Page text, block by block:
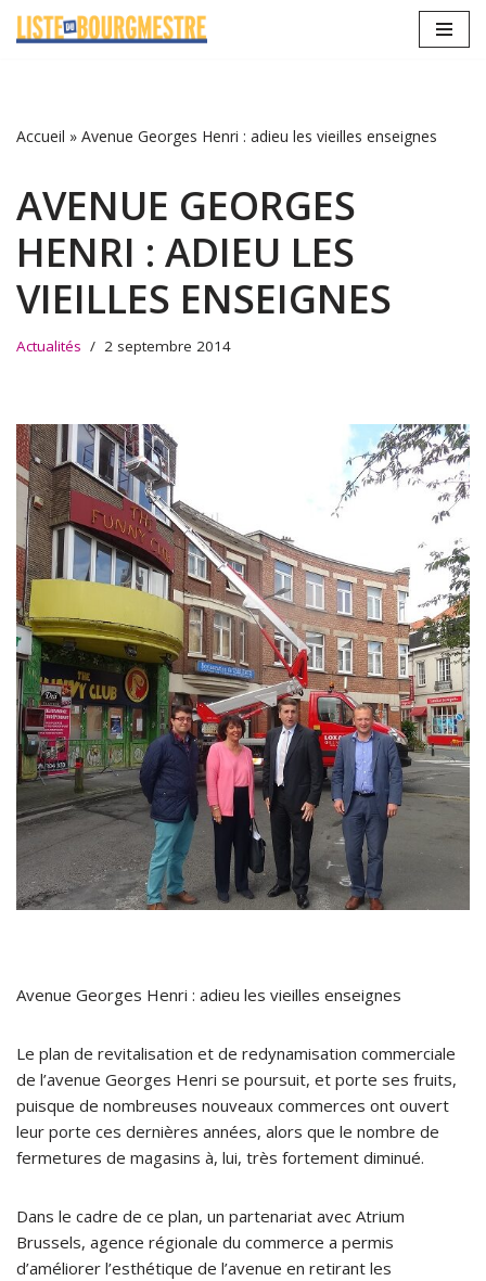
Accueil » Avenue Georges Henri : adieu les vieilles enseignes
AVENUE GEORGES
HENRI : ADIEU LES
VIEILLES ENSEIGNES
Actualités 2 septembre 2014
Avenue Georges Henri : adieu les vieilles enseignes
Le plan de revitalisation et de redynamisation commerciale
de l’avenue Georges Henri se poursuit, et porte ses fruits,
puisque de nombreuses nouveaux commerces ont ouvert
leur porte ces dernières années, alors que le nombre de
fermetures de magasins à, lui, très fortement diminué.
Dans le cadre de ce plan, un partenariat avec Atrium
Brussels, agence régionale du commerce a permis
d’améliorer l’esthétique de l’avenue en retirant les